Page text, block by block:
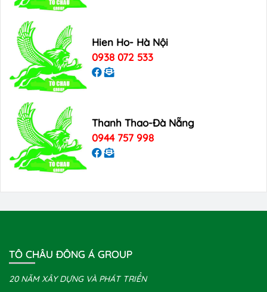
Hien Ho- Hà Nội
0938 072 533
Thanh Thao-Đà Nẵng
0944 757 998
TÔ CHÂU ĐÔNG Á GROUP
20 NĂM XÂY DỰNG VÀ PHÁT TRIỂN